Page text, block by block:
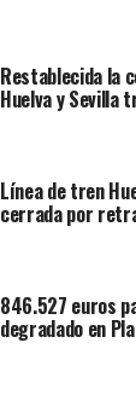
Restablecida la
Huelva y Sevilla
Línea de tren
cerrada por
846.527 euros
degradado en